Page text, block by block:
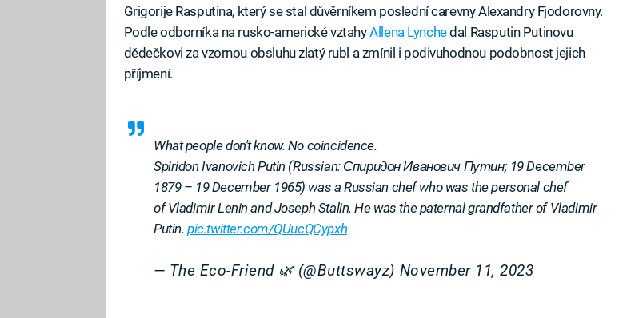
Grigorije Rasputina, který se stal důvěrníkem poslední carevny Alexandry Fjodorovny.
Podle odborníka na rusko-americké vztahyAllena Lynchedal Rasputin Putinovu
dědečkovi za vzornou obsluhu zlatý rubl a zmínil i podivuhodnou podobnost jejich
příjmení.
What people don't know. No coincidence.
Spiridon Ivanovich Putin (Russian: Спиридон Иванович Путин; 19 December
1879 – 19 December 1965) was a Russian chef who was the personal chef
of Vladimir Lenin and Joseph Stalin. He was the paternal grandfather of Vladimir
Putin.pic.twitter.com/QUucQCypxh
— The Eco-Friend 🌿 (@Buttswayz) November 11, 2023